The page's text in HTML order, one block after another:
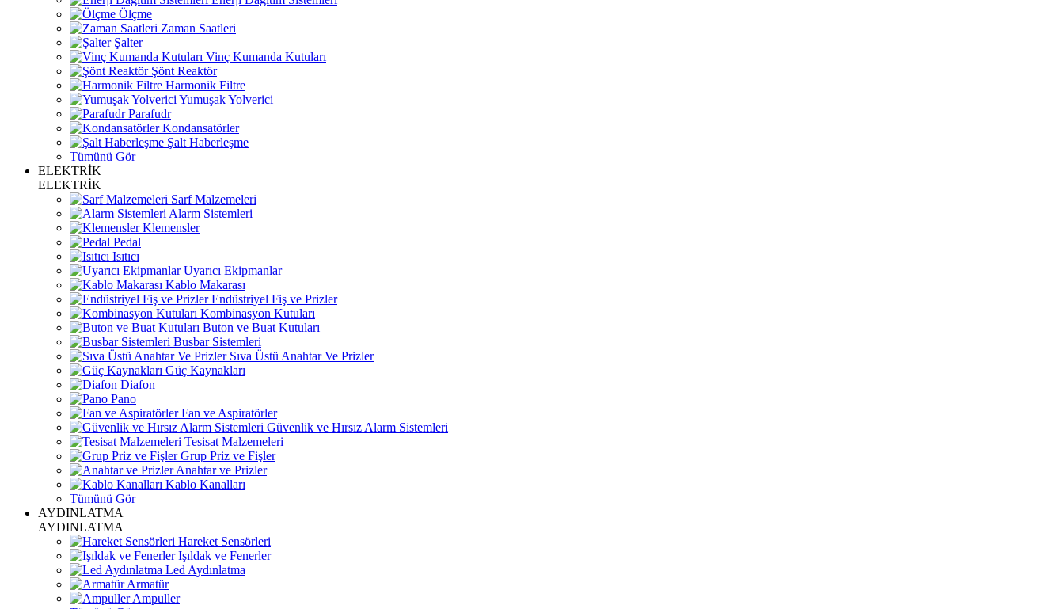
Ölçme
Zaman Saatleri
Şalter
Vinç Kumanda Kutuları
Şönt Reaktör
Harmonik Filtre
Yumuşak Yolverici
Parafudr
Kondansatörler
Şalt Haberleşme
Tümünü Gör
ELEKTRİK
ELEKTRİK
Sarf Malzemeleri
Alarm Sistemleri
Klemensler
Pedal
Isıtıcı
Uyarıcı Ekipmanlar
Kablo Makarası
Endüstriyel Fiş ve Prizler
Kombinasyon Kutuları
Buton ve Buat Kutuları
Busbar Sistemleri
Sıva Üstü Anahtar Ve Prizler
Güç Kaynakları
Diafon
Pano
Fan ve Aspiratörler
Güvenlik ve Hırsız Alarm Sistemleri
Tesisat Malzemeleri
Grup Priz ve Fişler
Anahtar ve Prizler
Kablo Kanalları
Tümünü Gör
AYDINLATMA
AYDINLATMA
Hareket Sensörleri
Işıldak ve Fenerler
Led Aydınlatma
Armatür
Ampuller